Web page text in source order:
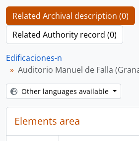
Related Archival description (0)
Related Authority record (0)
Edificaciones-n
Auditorio Manuel de Falla
Other languages available
Elements area